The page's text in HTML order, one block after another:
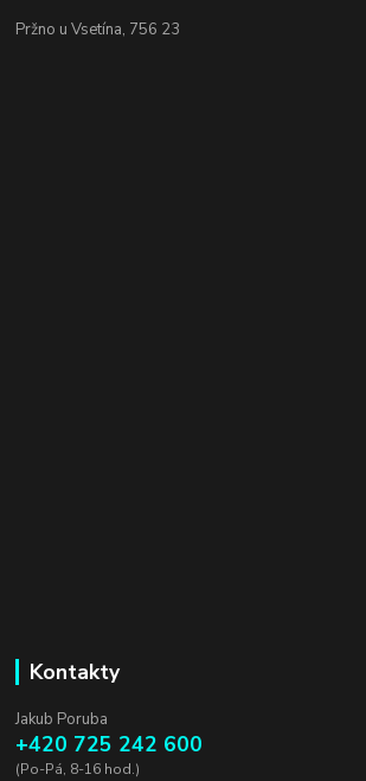
Pržno u Vsetína, 756 23
Kontakty
Jakub Poruba
+420 725 242 600
(Po-Pá, 8-16 hod.)